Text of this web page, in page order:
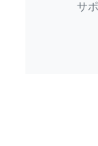
サ